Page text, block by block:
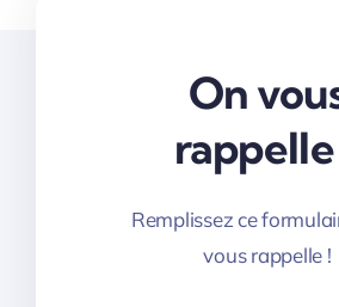
On
rappelle
Remplissez ce
vous rappelle !